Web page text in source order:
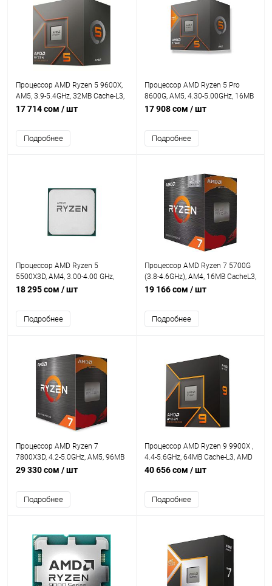
Процессор AMD Ryzen 5 9600X,
AM5, 3.9-5.4GHz, 32MB Cache-L3,
AMD Radeon™ Graphics, 6 Cores +
17 714 сом / шт
Подробнее
Процессор AMD Ryzen 5 Pro
8600G, AM5, 4.30-5.00GHz, 16MB
Cache-L3, AMD Radeon™ 760M, 6
17 908 сом / шт
Подробнее
Процессор AMD Ryzen 5
5500X3D, AM4, 3.00-4.00 GHz,
96MB Cache-L3, Discrete Graphics
Threads, Tray
18 295 сом / шт
Подробнее
Процессор AMD Ryzen 7 5700G
(3.8-4.6GHz), AM4, 16MB CacheL3,
8 Cores + 16 Threads, Radeon™
19 166 сом / шт
Подробнее
Процессор AMD Ryzen 7
7800X3D, 4.2-5.0GHz, AM5, 96MB
Cache-L3, AMD Radeon™ Graphics,
29 330 сом / шт
Подробнее
Процессор AMD Ryzen 9 9900X ,
4.4-5.6GHz, 64MB Cache-L3, AMD
Radeon™ Graphics, 12 Cores + 24
40 656 сом / шт
Подробнее